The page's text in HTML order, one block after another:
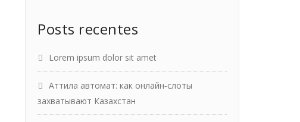
Posts recentes
Lorem ipsum dolor sit amet
Аттила автомат: как онлайн‑слоты
захватывают Казахстан